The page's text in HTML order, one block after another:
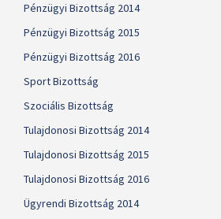
Pénzügyi Bizottság 2014
Pénzügyi Bizottság 2015
Pénzügyi Bizottság 2016
Sport Bizottság
Szociális Bizottság
Tulajdonosi Bizottság 2014
Tulajdonosi Bizottság 2015
Tulajdonosi Bizottság 2016
Ügyrendi Bizottság 2014